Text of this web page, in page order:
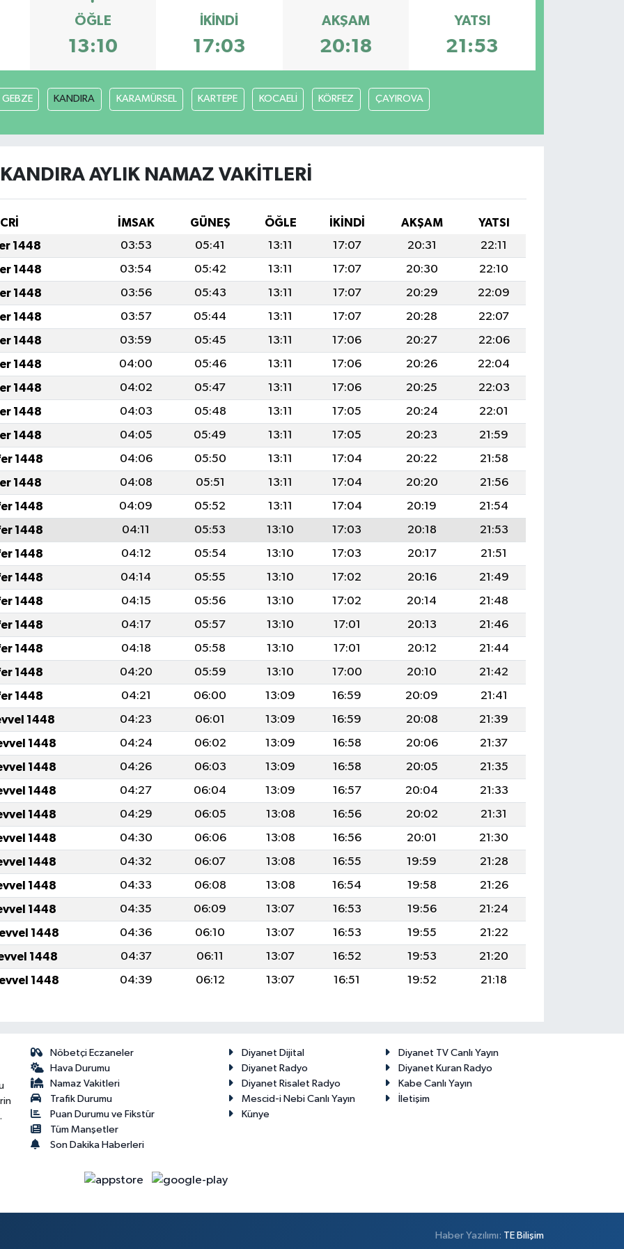
ÖĞLE
13:10
İKINDI
17:03
AKŞAM
20:18
YATSI
21:53
GEBZE KANDIRA KARAMÜRSEL KARTEPE KOCAELİ KÖRFEZ ÇAYIROVA
KANDIRA AYLIK NAMAZ VAKITLERI
İMSAK GÜNEŞ ÖĞLE İKINDI AKŞAM
YATSI
1448 03:53 05:41 13:11 17:07 20:31
22:11
1448 03:54 05:42 13:11 17:07 20:30
22:10
1448 03:56 05:43 13:11 17:07 20:29
22:09
1448 03:57 05:44 13:11 17:07 20:28
22:07
1448 03:59 05:45 13:11 17:06 20:27
22:06
1448 04:00 05:46 13:11 17:06 20:26
22:04
1448 04:02 05:47 13:11 17:06 20:25
22:03
1448 04:03 05:48 13:11 17:05 20:24
22:01
1448 04:05 05:49 13:11 17:05 20:23
21:59
1448 04:06 05:50 13:11 17:04 20:22
21:58
1448 04:08 05:51 13:11 17:04 20:20
21:56
1448 04:09 05:52 13:11 17:04 20:19
21:54
1448 04:11 05:53 13:10 17:03 20:18
21:53
1448 04:12 05:54 13:10 17:03 20:17
21:51
1448 04:14 05:55 13:10 17:02 20:16
21:49
1448 04:15 05:56 13:10 17:02 20:14
21:48
1448 04:17 05:57 13:10 17:01 20:13
21:46
1448 04:18 05:58 13:10 17:01 20:12
21:44
1448 04:20 05:59 13:10 17:00 20:10
21:42
1448 04:21 06:00 13:09 16:59 20:09
21:41
1448 04:23 06:01 13:09 16:59 20:08
21:39
1448 04:24 06:02 13:09 16:58 20:06
21:37
1448 04:26 06:03 13:09 16:58 20:05
21:35
1448 04:27 06:04 13:09 16:57 20:04
21:33
1448 04:29 06:05 13:08 16:56 20:02
21:31
1448 04:30 06:06 13:08 16:56 20:01
21:30
1448 04:32 06:07 13:08 16:55 19:59
21:28
1448 04:33 06:08 13:08 16:54 19:58
21:26
1448 04:35 06:09 13:07 16:53 19:56
21:24
1448 04:36 06:10 13:07 16:53 19:55
21:22
1448 04:37 06:11 13:07 16:52 19:53
21:20
1448 04:39 06:12 13:07 16:51 19:52 21:18
Nöbetçi Eczaneler
Hava Durumu
Namaz Vakitleri
Trafik Durumu
Puan Durumu ve Fikstür
Tüm Manşetler
Son Dakika Haberleri
Diyanet Dijital
Diyanet TV Canlı Yayın
Diyanet Radyo
Diyanet Kuran Radyo
Diyanet Risalet Radyo
Kabe Canlı Yayın
Mescid-i Nebi Canlı Yayın
İletişim
Künye
Haber Yazılımı: TE Bilişim